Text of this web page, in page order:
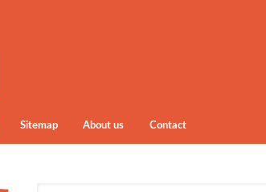
Sitemap About us Contact